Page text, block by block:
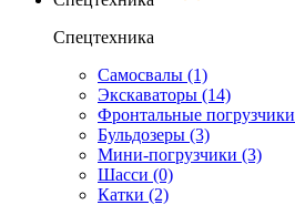
Спецтехника
Самосвалы (1)
Экскаваторы (14)
Фронтальные погрузчики
Бульдозеры (3)
Мини-погрузчики (3)
Шасси (0)
Катки (2)